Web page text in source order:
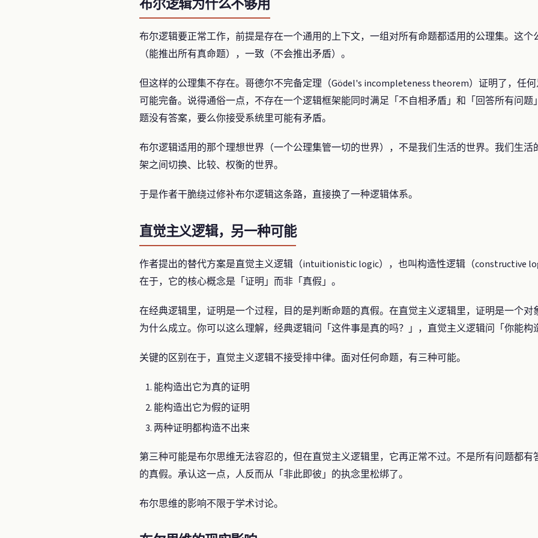
布尔逻辑为什么不够用
布尔逻辑要正常工作，前提是存在一个通用的上下文，一组对所有命题都适用的公理集。这
（能推出所有真命题），一致（不会推出矛盾）。
但这样的公理集不存在。哥德尔不完备定理（Gödel's incompleteness theorem）证明了，任
可能完备。说得通俗一点，不存在一个逻辑框架能同时满足「不自相矛盾」和「回答所有问
题没有答案，要么你接受系统里可能有矛盾。
布尔逻辑适用的那个理想世界（一个公理集管一切的世界），不是我们生活的世界。我们生
架之间切换、比较、权衡的世界。
于是作者干脆绕过修补布尔逻辑这条路，直接换了一种逻辑体系。
直觉主义逻辑，另一种可能
作者提出的替代方案是直觉主义逻辑（intuitionistic logic），也叫构造性逻辑（constructive
在于，它的核心概念是「证明」而非「真假」。
在经典逻辑里，证明是一个过程，目的是判断命题的真假。在直觉主义逻辑里，证明是一个
为什么成立。你可以这么理解，经典逻辑问「这件事是真的吗？」，直觉主义逻辑问「你能构
关键的区别在于，直觉主义逻辑不接受排中律。面对任何命题，有三种可能。
能构造出它为真的证明
能构造出它为假的证明
两种证明都构造不出来
第三种可能是布尔思维无法容忍的，但在直觉主义逻辑里，它再正常不过。不是所有问题都
的真假。承认这一点，人反而从「非此即彼」的执念里松绑了。
布尔思维的影响不限于学术讨论。